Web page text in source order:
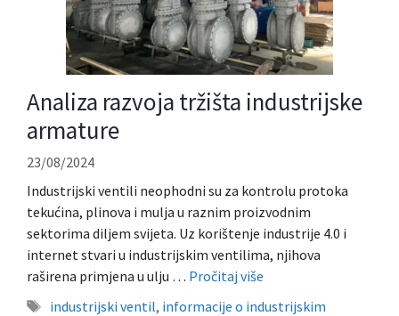
Analiza razvoja tržišta industrijske
armature
23/08/2024
Industrijski ventili neophodni su za kontrolu protoka
tekućina, plinova i mulja u raznim proizvodnim
sektorima diljem svijeta. Uz korištenje industrije 4.0 i
internet stvari u industrijskim ventilima, njihova
raširena primjena u ulju … Pročitaj više
Oznake
industrijski ventil, informacije o industrijskim